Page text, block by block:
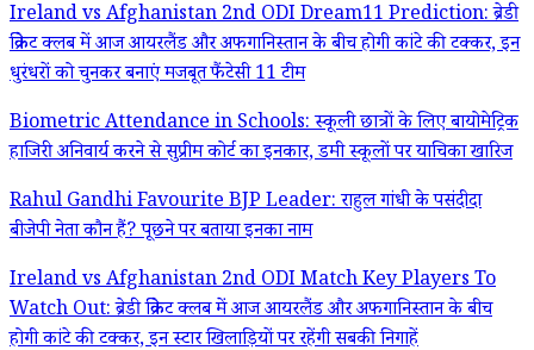
Ireland vs Afghanistan 2nd ODI Dream11 Prediction: ब्रेडी
क्रिकेट क्लब में आज आयरलैंड और अफगानिस्तान के बीच होगी कांटे की टक्कर, इन
धुरंधरों को चुनकर बनाएं मजबूत फैंटेसी 11 टीम
Biometric Attendance in Schools: स्कूली छात्रों के लिए बायोमेट्रिक
हाजिरी अनिवार्य करने से सुप्रीम कोर्ट का इनकार, डमी स्कूलों पर याचिका खारिज
Rahul Gandhi Favourite BJP Leader: राहुल गांधी के पसंदीदा
बीजेपी नेता कौन हैं? पूछने पर बताया इनका नाम
Ireland vs Afghanistan 2nd ODI Match Key Players To
Watch Out: ब्रेडी क्रिकेट क्लब में आज आयरलैंड और अफगानिस्तान के बीच
होगी कांटे की टक्कर, इन स्टार खिलाड़ियों पर रहेंगी सबकी निगाहें